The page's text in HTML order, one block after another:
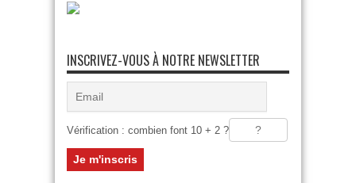
INSCRIVEZ-VOUS À NOTRE NEWSLETTER
Vérification : combien font 10 + 2 ?